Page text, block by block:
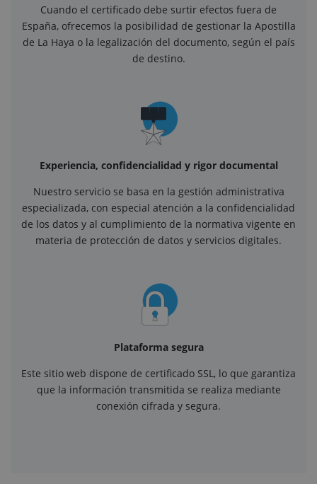
Cuando el certificado debe surtir efectos fuera de
España, ofrecemos la posibilidad de gestionar la Apostilla
de La Haya o la legalización del documento, según el país
de destino.
Experiencia, confidencialidad y rigor documental
Nuestro servicio se basa en la gestión administrativa
especializada, con especial atención a la confidencialidad
de los datos y al cumplimiento de la normativa vigente en
materia de protección de datos y servicios digitales.
Plataforma segura
Este sitio web dispone de certificado SSL, lo que garantiza
que la información transmitida se realiza mediante
conexión cifrada y segura.